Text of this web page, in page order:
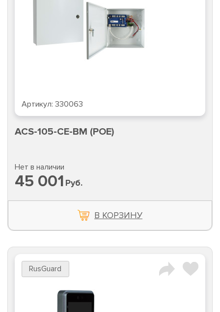
Артикул: 330063
ACS-105-CE-BM (POE)
Нет в наличии
45 001 Руб.
В КОРЗИНУ
RusGuard